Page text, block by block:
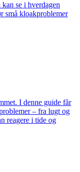
se i hverdagen
små kloakproblemer
I denne guide får
– fra lugt og
reagere i tide og